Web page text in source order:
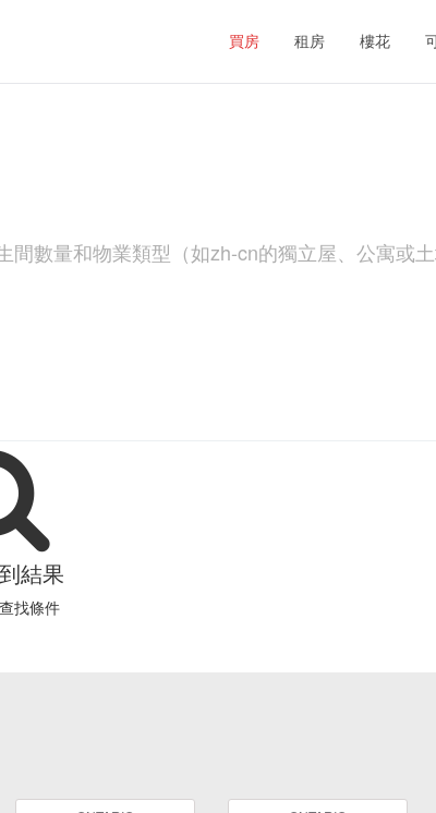
買房 租房 樓花
數量和物業類型（如zh-cn的獨立屋、公寓或
結果
找條件